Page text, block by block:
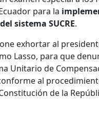
para la
sistema SUCRE.
exhortar al
Lasso, para que
Unitario de
al
de la